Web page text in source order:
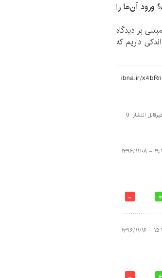
ورود آن‌ها را
بر دیدگاه
داریم که
انتشار: 0
۱۱/۰۸
۱۱/۱۶